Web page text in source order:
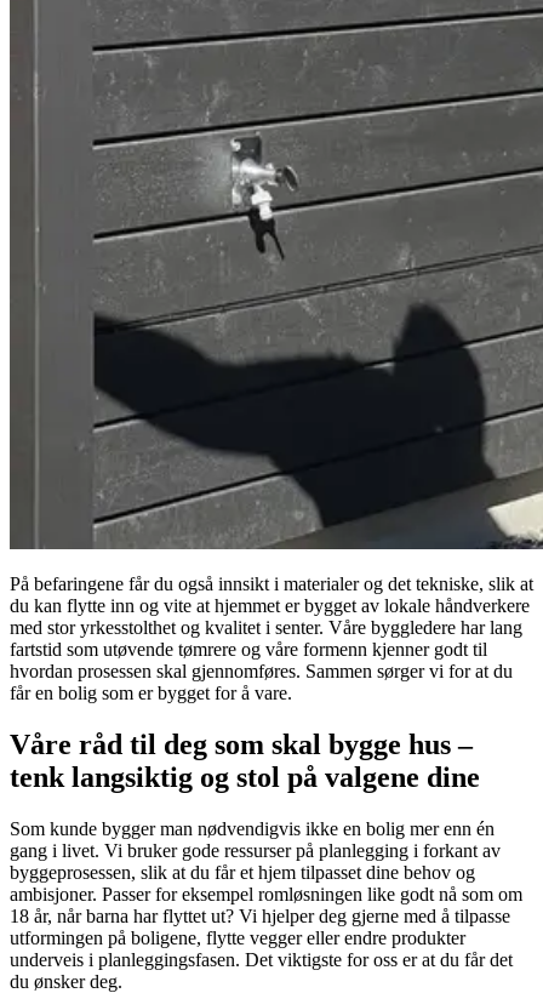
På befaringene får du også innsikt i materialer og det tekniske, slik at
du kan flytte inn og vite at hjemmet er bygget av lokale håndverkere
med stor yrkesstolthet og kvalitet i senter. Våre byggledere har lang
fartstid som utøvende tømrere og våre formenn kjenner godt til
hvordan prosessen skal gjennomføres. Sammen sørger vi for at du
får en bolig som er bygget for å vare.
Våre råd til deg som skal bygge hus –
tenk langsiktig og stol på valgene dine
Som kunde bygger man nødvendigvis ikke en bolig mer enn én
gang i livet. Vi bruker gode ressurser på planlegging i forkant av
byggeprosessen, slik at du får et hjem tilpasset dine behov og
ambisjoner. Passer for eksempel romløsningen like godt nå som om
18 år, når barna har flyttet ut? Vi hjelper deg gjerne med å tilpasse
utformingen på boligene, flytte vegger eller endre produkter
underveis i planleggingsfasen. Det viktigste for oss er at du får det
du ønsker deg.